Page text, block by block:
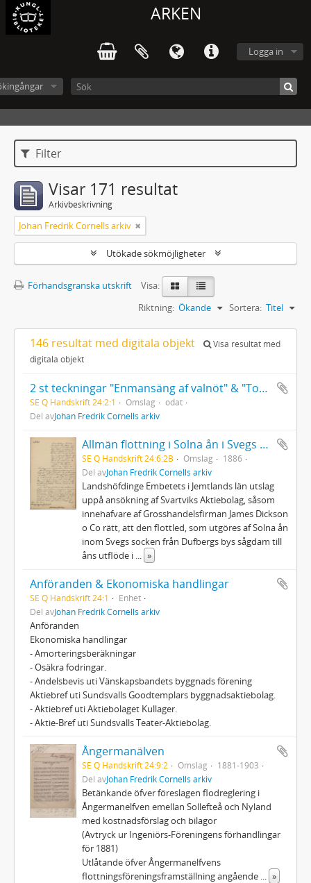
ARKEN
Logga in
Filter
Visar 171 resultat
Arkivbeskrivning
Johan Fredrik Cornells arkiv
Utökade sökmöjligheter
Förhandsgranska utskrift
Visa:
Sortera: Titel
Riktning: Ökande
146 resultat med digitala objekt
Visa resultat med
digitala objekt
2 st teckningar "Enmansäng af valnöt" & "Toalett[byrå]"
SE Q Handskrift 24:2:1 Omslag
odat
Del avJohan Fredrik Cornells arkiv
Allmän flottning i Solna ån i Svegs socken
SE Q Handskrift 24:6:2B Omslag
1886
Del avJohan Fredrik Cornells arkiv
Landshöfdinge Embetets i Jemtlands län utslag
uppå ansökning af Svartviks Aktiebolag, såsom
innehafvare af Grosshandelsfirman James Dickson
o Co rätt, att den flottled, som utgöres af Solna ån
inom Svegs socken från Dufbergs bys sågdam till
åns utflöde i
»
Anföranden & Ekonomiska handlingar
SE Q Handskrift 24:1
Enhet
Del avJohan Fredrik Cornells arkiv
Anföranden
Ekonomiska handlingar
- Amorteringsberäkningar
- Osäkra fodringar.
- Andelsbevis uti Vänskapsbandets byggnads förening
Aktiebref uti Sundsvalls Goodtemplars byggnadsaktiebolag.
- Aktiebref uti Aktiebolaget Kullager.
- Aktie-Bref uti Sundsvalls Teater-Aktiebolag.
Ångermanälven
SE Q Handskrift 24:9:2 Omslag
1881-1903
Del avJohan Fredrik Cornells arkiv
Betänkande öfver föreslagen flodreglering i
Ångermanelfven emellan Sollefteå och Nyland
med kostnadsförslag och bilagor
(Avtryck ur Ingeniörs-Föreningens förhandlingar
för 1881)
Utlåtande öfver Ångermanelfvens
flottningsföreningsframställning angående
»